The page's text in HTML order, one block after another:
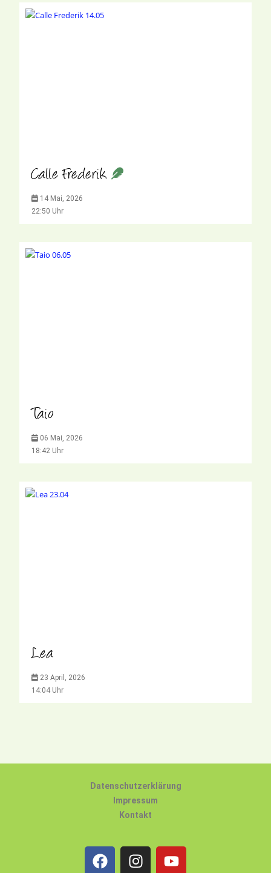
Calle Frederik
14 Mai, 2026
22:50 Uhr
Taio
06 Mai, 2026
18:42 Uhr
Lea
23 April, 2026
14:04 Uhr
Datenschutzerklärung
Impressum
Kontakt